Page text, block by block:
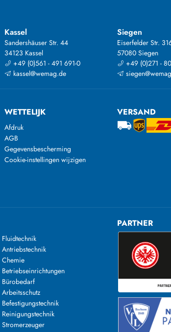
Kassel
Sandershäuser Str. 44
34123 Kassel
+49 (0)561 - 491 691-0
kassel@wemag.de
Siegen
Eiserfelder Str.
57080 Siegen
+49 (0)271 -
WETTELIJK
Afdruk
AGB
Gegevensbescherming
Cookie-instellingen wijzigen
VERSAND
Fluidtechnik
Antriebstechnik
Chemie
Betriebseinrichtungen
Bürobedarf
Arbeitsschutz
Befestigungstechnik
Reinigungstechnik
Stromerzeuger
PARTNER